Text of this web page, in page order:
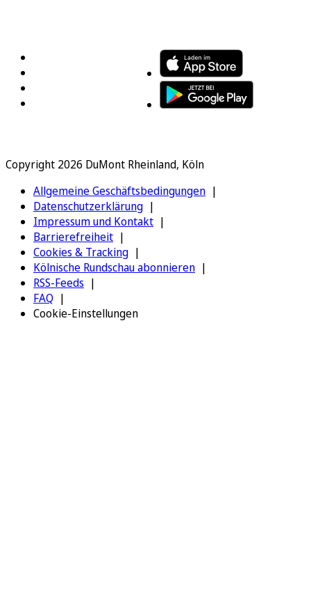
Copyright 2026 DuMont Rheinland, Köln
Allgemeine Geschäftsbedingungen
Datenschutzerklärung
Impressum und Kontakt
Barrierefreiheit
Cookies & Tracking
Kölnische Rundschau abonnieren
RSS-Feeds
FAQ
Cookie-Einstellungen